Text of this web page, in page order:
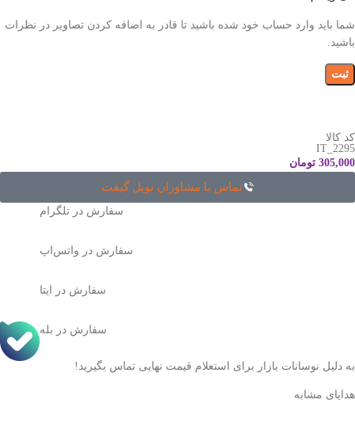
شما باید وارد حساب خود شده باشید تا قادر به اضافه کردن تصاویر در نظرات
باشید.
کد کالا
IT_2295
305,000 تومان
تماس با مشاوران نوبل گیفت
سفارش در تلگرام
سفارش در واتس‌اپ
سفارش در ایتا
سفارش در بله
به دلیل نوسانات بازار برای استعلام قیمت نهایی تماس بگیرید!
هدایای مشابه